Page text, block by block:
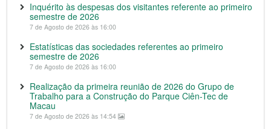
Inquérito às despesas dos visitantes referente ao primeiro
semestre de 2026
7 de Agosto de 2026 às 16:00
Estatísticas das sociedades referentes ao primeiro
semestre de 2026
7 de Agosto de 2026 às 16:00
Realização da primeira reunião de 2026 do Grupo de
Trabalho para a Construção do Parque Ciên-Tec de
Macau
7 de Agosto de 2026 às 14:54